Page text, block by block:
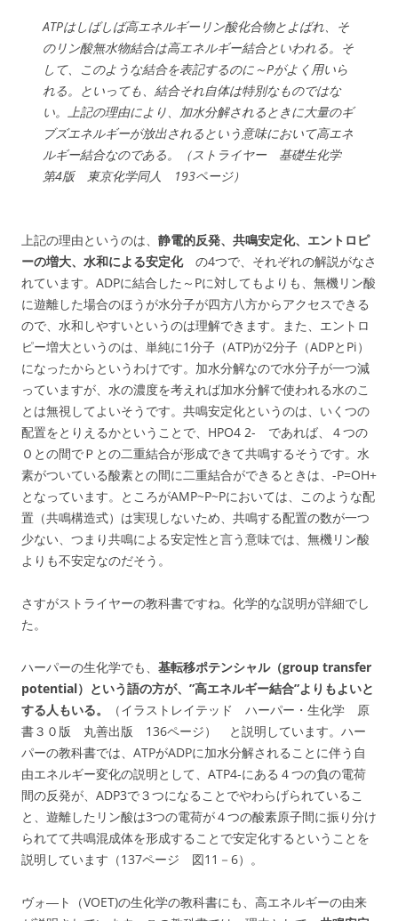
ATPはしばしば高エネルギーリン酸化合物とよばれ、そ
のリン酸無水物結合は高エネルギー結合といわれる。そ
して、このような結合を表記するのに～Pがよく用いら
れる。といっても、結合それ自体は特別なものではな
い。 上記の理由により、加水分解されるときに大量のギ
ブズエネルギーが放出されるという意味において高エネ
ルギー結合なのである。（ストライヤー 基礎生化学
第4版 東京化学同人 193ページ）
上記の理由というのは、 静電的反発、共鳴安定化、エントロピ
ーの増大、水和による安定化の4つで、それぞれの解説がなさ
れています。ADPに結合した～Pに対してもよりも、無機リン酸
に遊離した場合のほうが水分子が四方八方からアクセスできる
ので、水和しやすいというのは理解できます。また、エントロ
ピー増大というのは、単純に1分子（ATP)が2分子（ADPとPi）
になったからというわけです。加水分解なので水分子が一つ減
っていますが、水の濃度を考えれば加水分解で使われる水のこ
とは無視してよいそうです。共鳴安定化というのは、いくつの
配置をとりえるかということで、HPO4 2- であれば、４つの
Ｏとの間でＰとの二重結合が形成できて共鳴するそうです。水
素がついている酸素との間に二重結合ができるときは、-P=OH+
となっています。ところがAMP~P~Pにおいては、このような配
置（共鳴構造式）は実現しないため、共鳴する配置の数が一つ
少ない、つまり共鳴による安定性と言う意味では、無機リン酸
よりも不安定なのだそう。
さすがストライヤーの教科書ですね。化学的な説明が詳細でし
た。
ハーパーの生化学でも、 基転移ポテンシャル（group transfer
potential）という語の方が、”高エネルギー結合”よりもよいと
する人もいる。
（イラストレイテッド ハーパー・生化学 原
書３０版 丸善出版 136ページ） と説明しています。ハー
パーの教科書では、ATPがADPに加水分解されることに伴う自
由エネルギー変化の説明として、ATP4-にある４つの負の電荷
間の反発が、ADP3で３つになることでやわらげられているこ
と、遊離したリン酸は3つの電荷が４つの酸素原子間に振り分け
られてて共鳴混成体を形成することで安定化するということを
説明しています（137ページ 図11－6）。
ヴォ―ト（VOET)の生化学の教科書にも、高エネルギーの由来